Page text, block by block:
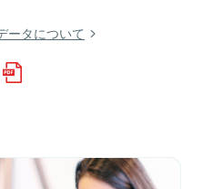
ータについて